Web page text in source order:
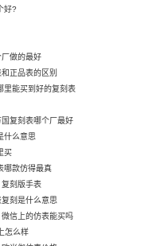
好?
做的最好
正品表的区别
里能买到好的复刻表
复刻表哪个厂最好
什么意思
买
哪款仿得最真
刻版手表
刻是什么意思
信上的仿表能买吗
怎么样